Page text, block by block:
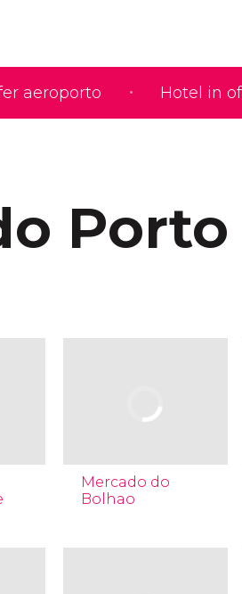
aeroporto Hotel in
Porto
Mercado do
Bolhao